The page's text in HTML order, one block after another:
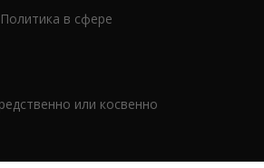
Политика в сфере
или косвенно